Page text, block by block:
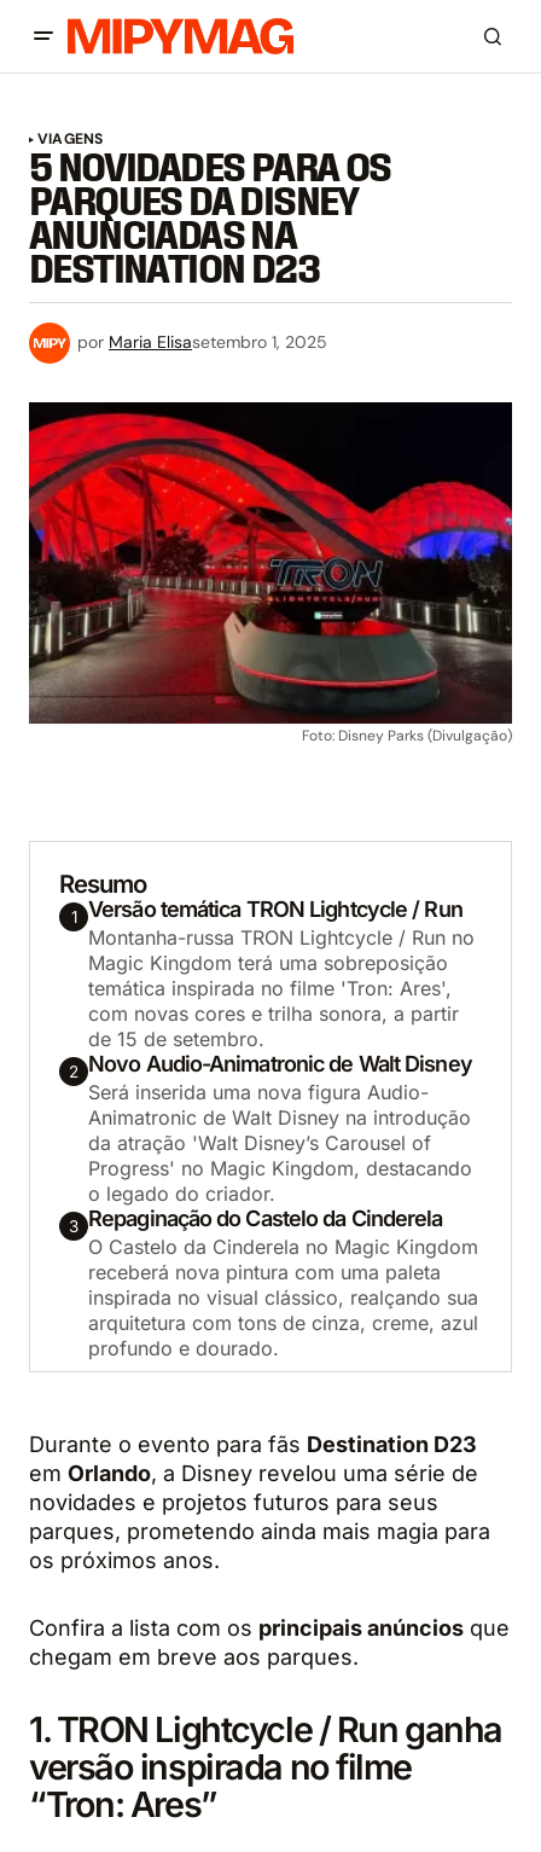
VIAGENS
5 NOVIDADES PARA OS
PARQUES DA DISNEY
ANUNCIADAS NA
DESTINATION D23
por Maria Elisasetembro 1, 2025
Foto: Disney Parks (Divulgação)
Resumo
1 Versão temática TRON Lightcycle / Run
Montanha-russa TRON Lightcycle / Run no
Magic Kingdom terá uma sobreposição
temática inspirada no filme 'Tron: Ares',
com novas cores e trilha sonora, a partir
de 15 de setembro.
2 Novo Audio-Animatronic de Walt Disney
Será inserida uma nova figura Audio-
Animatronic de Walt Disney na introdução
da atração 'Walt Disney’s Carousel of
Progress' no Magic Kingdom, destacando
o legado do criador.
3 Repaginação do Castelo da Cinderela
O Castelo da Cinderela no Magic Kingdom
receberá nova pintura com uma paleta
inspirada no visual clássico, realçando sua
arquitetura com tons de cinza, creme, azul
profundo e dourado.
Durante o evento para fãs Destination D23
em Orlando, a Disney revelou uma série de
novidades e projetos futuros para seus
parques, prometendo ainda mais magia para
os próximos anos.
Confira a lista com os principais anúncios que
chegam em breve aos parques.
1. TRON Lightcycle / Run ganha
versão inspirada no filme
“Tron: Ares”